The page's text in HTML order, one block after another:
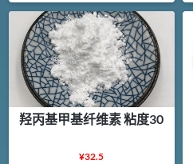
羟丙基甲基纤维素 粘度30
¥32.5